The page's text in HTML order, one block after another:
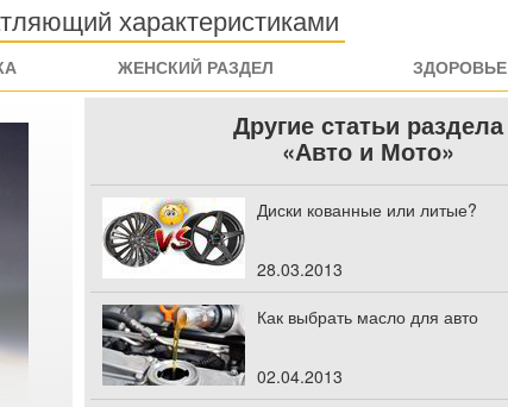
характеристиками
ЖЕНСКИЙ РАЗДЕЛ ЗДОРОВЬЕ
Другие статьи раздела
«Авто и Мото»
Диски кованные или литые?
28.03.2013
Как выбрать масло для авто
02.04.2013